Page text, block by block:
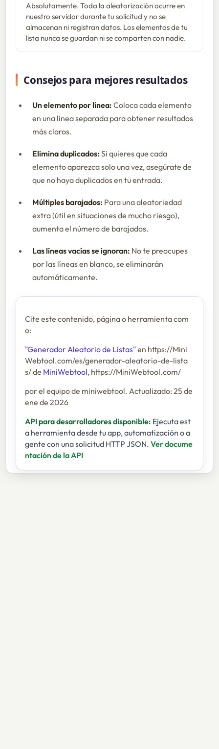
Absolutamente. Toda la aleatorización ocurre en
nuestro servidor durante tu solicitud y no se
almacenan ni registran datos. Los elementos de tu
lista nunca se guardan ni se comparten con nadie.
Consejos para mejores resultados
Un elemento por línea: Coloca cada elemento
en una línea separada para obtener resultados
más claros.
Elimina duplicados: Si quieres que cada
elemento aparezca solo una vez, asegúrate de
que no haya duplicados en tu entrada.
Múltiples barajados: Para una aleatoriedad
extra (útil en situaciones de mucho riesgo),
aumenta el número de barajados.
Las líneas vacías se ignoran: No te preocupes
por las líneas en blanco, se eliminarán
automáticamente.
Cite este contenido, página o herramienta com
o:
"Generador Aleatorio de Listas"en https://Mini
Webtool.com/es/generador-aleatorio-de-lista
s/ de MiniWebtool, https://MiniWebtool.com/
por el equipo de miniwebtool. Actualizado: 25 de
ene de 2026
API para desarrolladores disponible: Ejecuta est
a herramienta desde tu app, automatización o a
gente con una solicitud HTTP JSON. Ver docume
ntación de la API